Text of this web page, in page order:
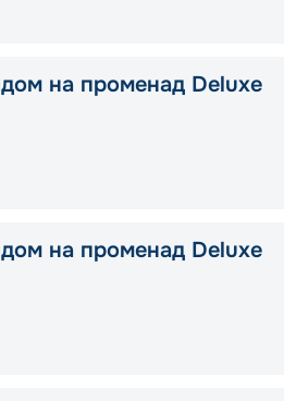
на променад Deluxe
на променад Deluxe